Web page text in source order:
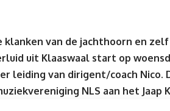
van de jachthoorn en
uit Klaaswaal start op
leiding van dirigent/coach Nico.
NLS aan het Jaap